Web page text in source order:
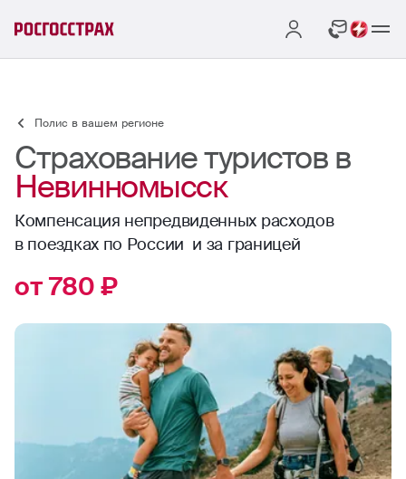
Полис в вашем регионе
Страхование туристов в
Невинномысск
Компенсация непредвиденных расходов
в поездках по России и за границей
от 780 ₽